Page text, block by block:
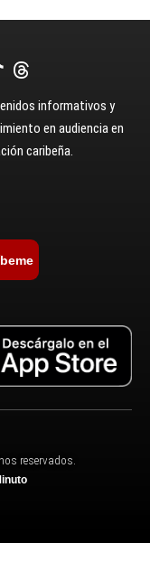
informativos y
en audiencia en
caribeña.
reservados.